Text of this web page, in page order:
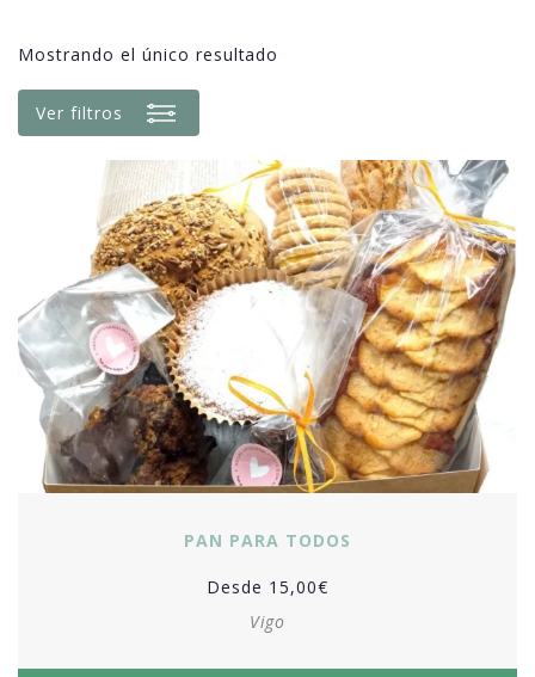
Mostrando el único resultado
Ver filtros
PAN PARA TODOS
Desde 15,00€
Vigo